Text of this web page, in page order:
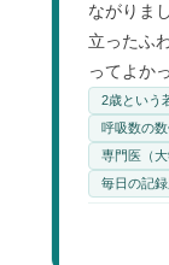
ながりま
立ったふ
ってよか
2歳という
呼吸数の
専門医（
毎日の記